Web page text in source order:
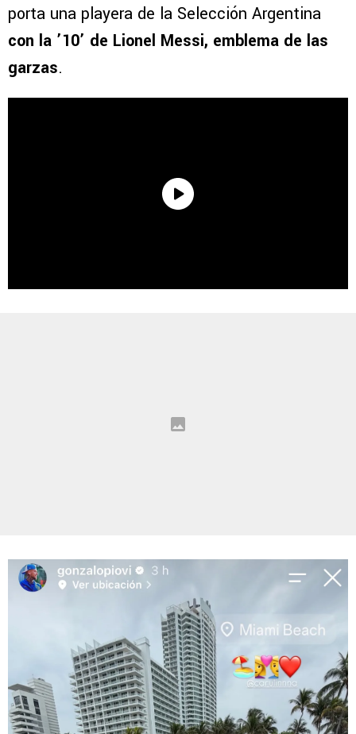
porta una playera de la Selección Argentina
con la ’10’ de Lionel Messi, emblema de las
garzas.